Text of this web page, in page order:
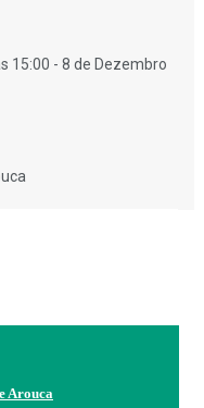
15:00 - 8 de Dezembro
Arouca